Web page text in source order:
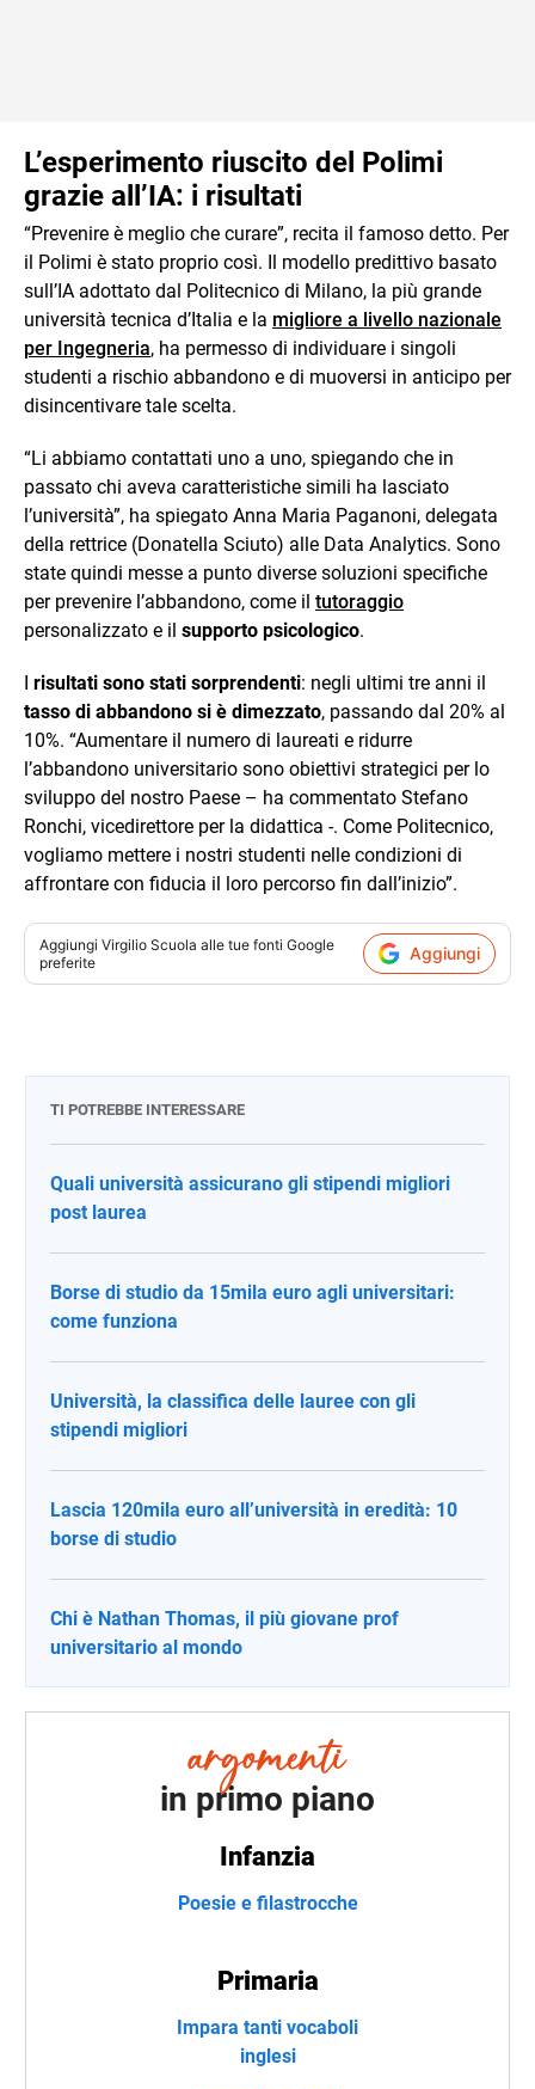
L’esperimento riuscito del Polimi
grazie all’IA: i risultati
“Prevenire è meglio che curare”, recita il famoso detto. Per
il Polimi è stato proprio così. Il modello predittivo basato
sull’IA adottato dal Politecnico di Milano, la più grande
università tecnica d’Italia e la migliore a livello nazionale
per Ingegneria, ha permesso di individuare i singoli
studenti a rischio abbandono e di muoversi in anticipo per
disincentivare tale scelta.
“Li abbiamo contattati uno a uno, spiegando che in
passato chi aveva caratteristiche simili ha lasciato
l’università”, ha spiegato Anna Maria Paganoni, delegata
della rettrice (Donatella Sciuto) alle Data Analytics. Sono
state quindi messe a punto diverse soluzioni specifiche
per prevenire l’abbandono, come il tutoraggio
personalizzato e il supporto psicologico.
I risultati sono stati sorprendenti: negli ultimi tre anni il
tasso di abbandono si è dimezzato, passando dal 20% al
10%. “Aumentare il numero di laureati e ridurre
l’abbandono universitario sono obiettivi strategici per lo
sviluppo del nostro Paese – ha commentato Stefano
Ronchi, vicedirettore per la didattica -. Come Politecnico,
vogliamo mettere i nostri studenti nelle condizioni di
affrontare con fiducia il loro percorso fin dall’inizio”.
Aggiungi Virgilio Scuola alle tue fonti Google
preferite
Aggiungi
TI POTREBBE INTERESSARE
Quali università assicurano gli stipendi migliori
post laurea
Borse di studio da 15mila euro agli universitari:
come funziona
Università, la classifica delle lauree con gli
stipendi migliori
Lascia 120mila euro all’università in eredità: 10
borse di studio
Chi è Nathan Thomas, il più giovane prof
universitario al mondo
in primo piano
Infanzia
Poesie e filastrocche
Primaria
Impara tanti vocaboli
inglesi